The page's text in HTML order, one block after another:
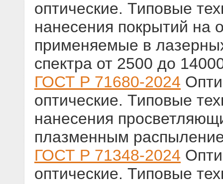
оптические. Типовые
нанесения покрытий на
применяемые в
спектра от 2500 до
ГОСТ Р 71680-2024
оптические. Типовые
нанесения
плазменным
ГОСТ Р 71348-2024
оптические. Типовые